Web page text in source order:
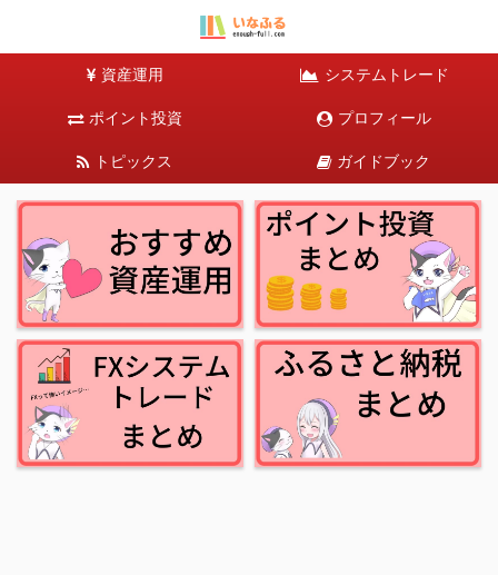
資産運用 システムトレード
ポイント投資 プロフィール
トピックス ガイドブック